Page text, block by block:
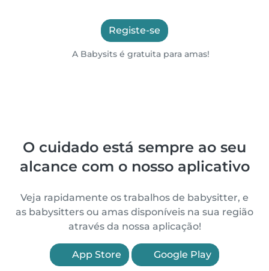
Registe-se
A Babysits é gratuita para amas!
O cuidado está sempre ao seu
alcance com o nosso aplicativo
Veja rapidamente os trabalhos de babysitter, e
as babysitters ou amas disponíveis na sua região
através da nossa aplicação!
App Store Google Play